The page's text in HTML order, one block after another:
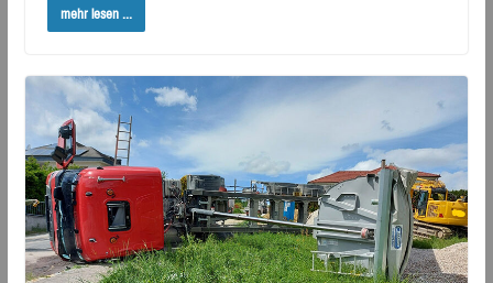
mehr lesen ...